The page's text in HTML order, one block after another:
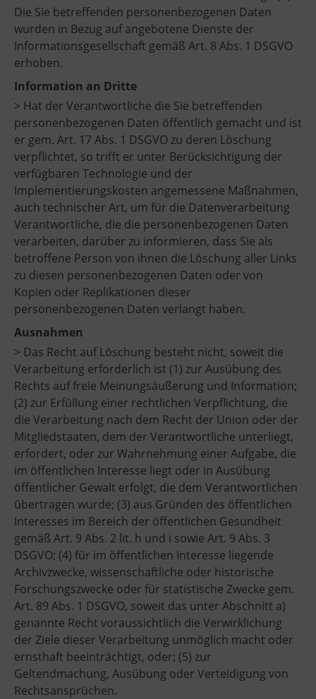
Die Sie betreffenden personenbezogenen Daten
wurden in Bezug auf angebotene Dienste der
Informationsgesellschaft gemäß Art. 8 Abs. 1 DSGVO
erhoben.
Information an Dritte
> Hat der Verantwortliche die Sie betreffenden
personenbezogenen Daten öffentlich gemacht und ist
er gem. Art. 17 Abs. 1 DSGVO zu deren Löschung
verpflichtet, so trifft er unter Berücksichtigung der
verfügbaren Technologie und der
Implementierungskosten angemessene Maßnahmen,
auch technischer Art, um für die Datenverarbeitung
Verantwortliche, die die personenbezogenen Daten
verarbeiten, darüber zu informieren, dass Sie als
betroffene Person von ihnen die Löschung aller Links
zu diesen personenbezogenen Daten oder von
Kopien oder Replikationen dieser
personenbezogenen Daten verlangt haben.
Ausnahmen
> Das Recht auf Löschung besteht nicht, soweit die
Verarbeitung erforderlich ist (1) zur Ausübung des
Rechts auf freie Meinungsäußerung und Information;
(2) zur Erfüllung einer rechtlichen Verpflichtung, die
die Verarbeitung nach dem Recht der Union oder der
Mitgliedstaaten, dem der Verantwortliche unterliegt,
erfordert, oder zur Wahrnehmung einer Aufgabe, die
im öffentlichen Interesse liegt oder in Ausübung
öffentlicher Gewalt erfolgt, die dem Verantwortlichen
übertragen wurde; (3) aus Gründen des öffentlichen
Interesses im Bereich der öffentlichen Gesundheit
gemäß Art. 9 Abs. 2 lit. h und i sowie Art. 9 Abs. 3
DSGVO; (4) für im öffentlichen Interesse liegende
Archivzwecke, wissenschaftliche oder historische
Forschungszwecke oder für statistische Zwecke gem.
Art. 89 Abs. 1 DSGVO, soweit das unter Abschnitt a)
genannte Recht voraussichtlich die Verwirklichung
der Ziele dieser Verarbeitung unmöglich macht oder
ernsthaft beeinträchtigt, oder; (5) zur
Geltendmachung, Ausübung oder Verteidigung von
Rechtsansprüchen.